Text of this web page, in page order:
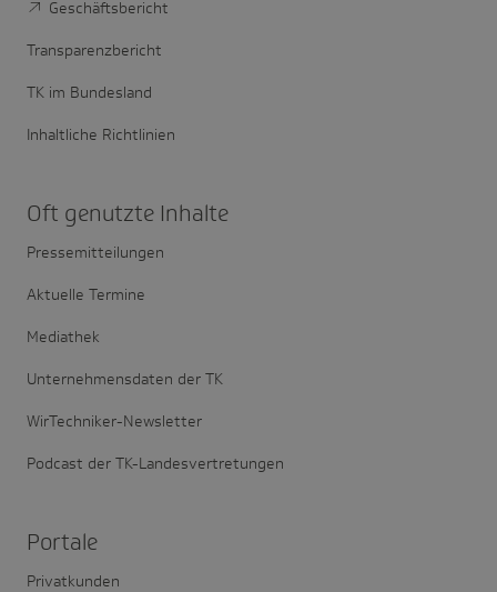
Geschäftsbericht
Transparenzbericht
TK im Bundesland
Inhaltliche Richtlinien
Oft genutzte Inhalte
Pressemitteilungen
Aktuelle Termine
Mediathek
Unternehmensdaten der TK
WirTechniker-Newsletter
Podcast der TK-Landesvertretungen
Portale
Privatkunden